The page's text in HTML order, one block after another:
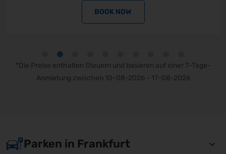
BOOK NOW
*Die Preise enthalten Steuern und basieren auf einer 7-Tage-
Anmietung zwischen 10-08-2026 - 17-08-2026
Parken in Frankfurt